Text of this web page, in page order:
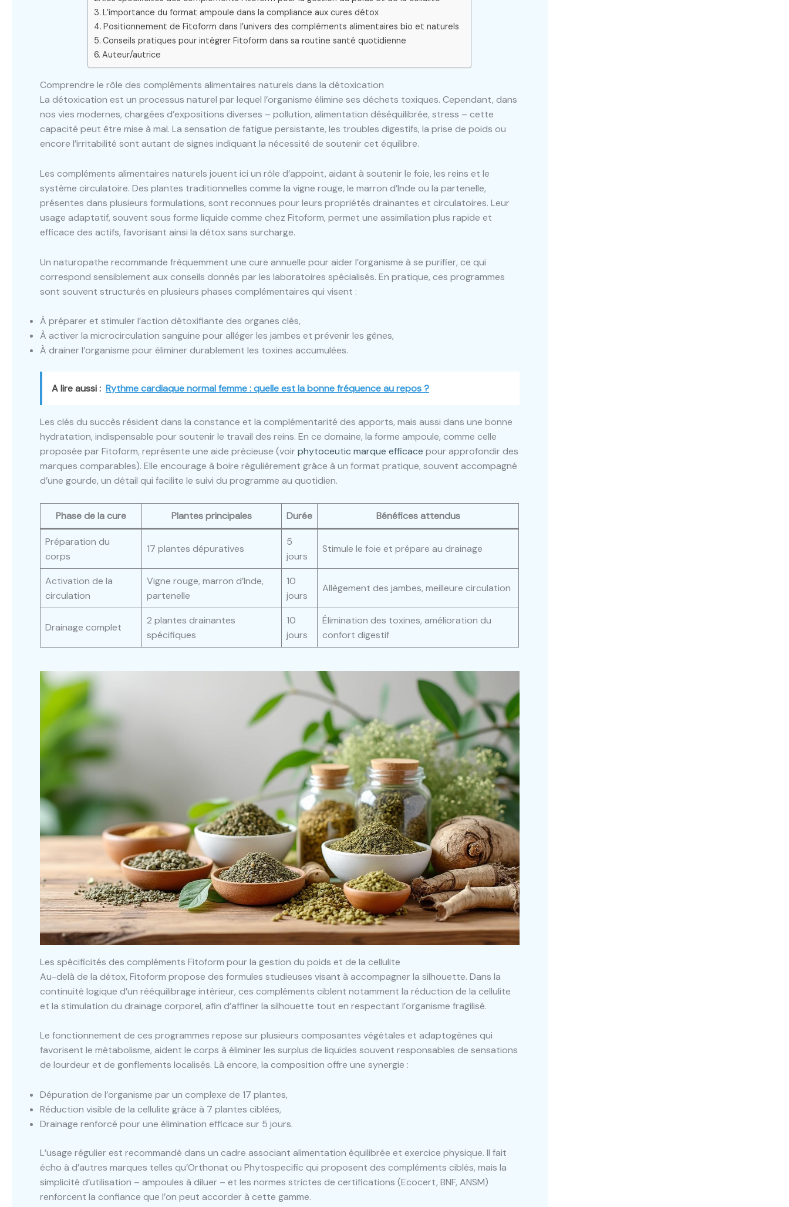
L’importance du format ampoule dans la compliance aux cures détox
Positionnement de Fitoform dans l’univers des compléments alimentaires bio et naturels
Conseils pratiques pour intégrer Fitoform dans sa routine santé quotidienne
Auteur/autrice
Comprendre le rôle des compléments alimentaires naturels dans la détoxication
La détoxication est un processus naturel par lequel l’organisme élimine ses déchets toxiques. Cependant, dans
nos vies modernes, chargées d’expositions diverses – pollution, alimentation déséquilibrée, stress – cette
capacité peut être mise à mal. La sensation de fatigue persistante, les troubles digestifs, la prise de poids ou
encore l’irritabilité sont autant de signes indiquant la nécessité de soutenir cet équilibre.
Les compléments alimentaires naturels jouent ici un rôle d’appoint, aidant à soutenir le foie, les reins et le
système circulatoire. Des plantes traditionnelles comme la vigne rouge, le marron d’Inde ou la partenelle,
présentes dans plusieurs formulations, sont reconnues pour leurs propriétés drainantes et circulatoires. Leur
usage adaptatif, souvent sous forme liquide comme chez Fitoform, permet une assimilation plus rapide et
efficace des actifs, favorisant ainsi la détox sans surcharge.
Un naturopathe recommande fréquemment une cure annuelle pour aider l’organisme à se purifier, ce qui
correspond sensiblement aux conseils donnés par les laboratoires spécialisés. En pratique, ces programmes
sont souvent structurés en plusieurs phases complémentaires qui visent :
À préparer et stimuler l’action détoxifiante des organes clés,
À activer la microcirculation sanguine pour alléger les jambes et prévenir les gênes,
À drainer l’organisme pour éliminer durablement les toxines accumulées.
A lire aussi : Rythme cardiaque normal femme : quelle est la bonne fréquence au repos ?
Les clés du succès résident dans la constance et la complémentarité des apports, mais aussi dans une bonne
hydratation, indispensable pour soutenir le travail des reins. En ce domaine, la forme ampoule, comme celle
proposée par Fitoform, représente une aide précieuse (voirphytoceutic marque efficace pour approfondir des
marques comparables). Elle encourage à boire régulièrement grâce à un format pratique, souvent accompagné
d’une gourde, un détail qui facilite le suivi du programme au quotidien.
Phase de la cure Plantes principales Durée Bénéfices attendus
Préparation du
corps
17 plantes dépuratives
5
jours
Stimule le foie et prépare au drainage
Activation de la
circulation
Vigne rouge, marron d’Inde,
partenelle
10
jours
Allègement des jambes, meilleure circulation
Drainage complet
2 plantes drainantes
spécifiques
10
jours
Élimination des toxines, amélioration du
confort digestif
Les spécificités des compléments Fitoform pour la gestion du poids et de la cellulite
Au-delà de la détox, Fitoform propose des formules studieuses visant à accompagner la silhouette. Dans la
continuité logique d’un rééquilibrage intérieur, ces compléments ciblent notamment la réduction de la cellulite
et la stimulation du drainage corporel, afin d’affiner la silhouette tout en respectant l’organisme fragilisé.
Le fonctionnement de ces programmes repose sur plusieurs composantes végétales et adaptogènes qui
favorisent le métabolisme, aident le corps à éliminer les surplus de liquides souvent responsables de sensations
de lourdeur et de gonflements localisés. Là encore, la composition offre une synergie :
Dépuration de l’organisme par un complexe de 17 plantes,
Réduction visible de la cellulite grâce à 7 plantes ciblées,
Drainage renforcé pour une élimination efficace sur 5 jours.
L’usage régulier est recommandé dans un cadre associant alimentation équilibrée et exercice physique. Il fait
écho à d’autres marques telles qu’Orthonat ou Phytospecific qui proposent des compléments ciblés, mais la
simplicité d’utilisation – ampoules à diluer – et les normes strictes de certifications (Ecocert, BNF, ANSM)
renforcent la confiance que l’on peut accorder à cette gamme.